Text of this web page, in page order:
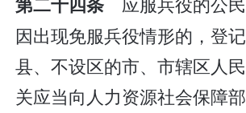
因出现免服兵役情形的，登
县、不设区的市、市辖区人
关应当向人力资源社会保障